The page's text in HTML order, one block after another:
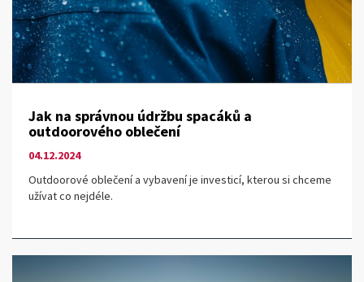
Jak na správnou údržbu spacáků a
outdoorového oblečení
04.12.2024
Outdoorové oblečení a vybavení je investicí, kterou si chceme
užívat co nejdéle.